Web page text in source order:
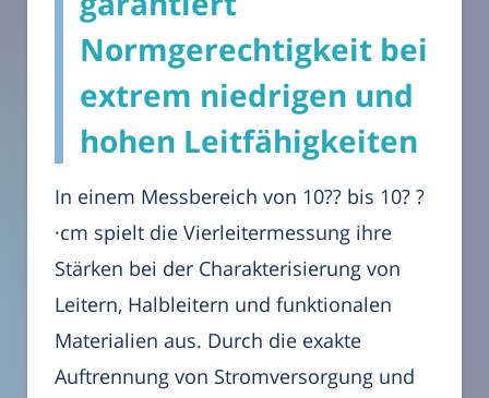
Normgerechtigkeit bei
extrem niedrigen und
hohen Leitfähigkeiten
In einem Messbereich von 10?? bis 10? ?
·cm spielt die Vierleitermessung ihre
Stärken bei der Charakterisierung von
Leitern, Halbleitern und funktionalen
Materialien aus. Durch die exakte
Auftrennung von Stromversorgung und